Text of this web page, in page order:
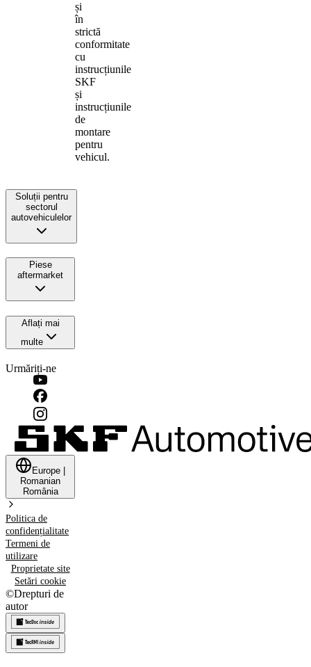
și
în
strictă
conformitate
cu
instrucțiunile
SKF
și
instrucțiunile
de
montare
pentru
vehicul.
Soluții pentru
sectorul
autovehiculelor
Piese
aftermarket
Aflați mai
multe
Urmăriți-ne
Europe
Romanian
România
Politica de
confidențialitate
Termeni de
utilizare
Proprietate site
Setări cookie
©Drepturi de
autor